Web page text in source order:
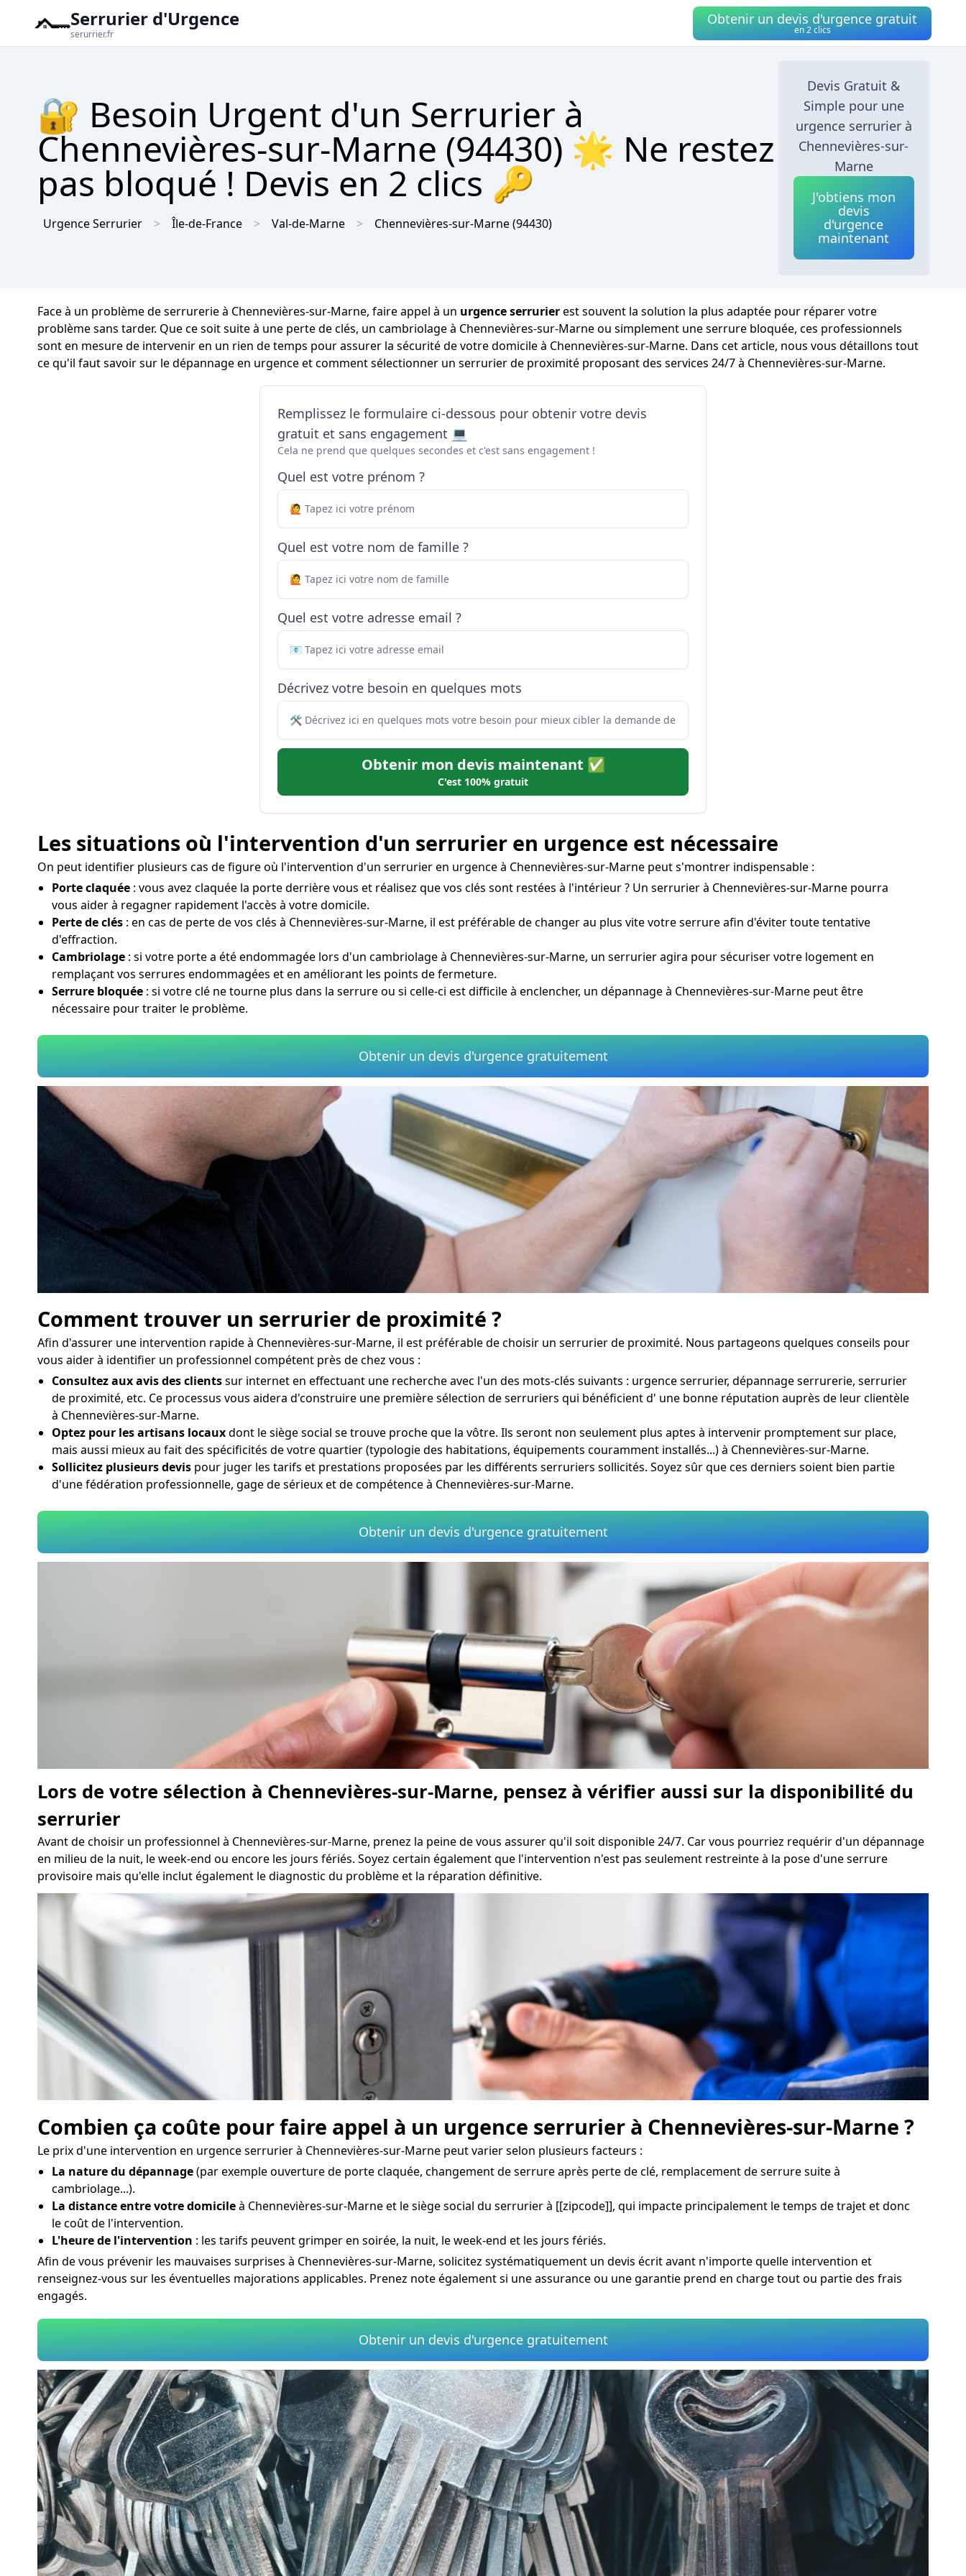
Serrurier d'Urgence
serurrier.fr
Obtenir un devis d'urgence gratuit
en 2 clics
🔐 Besoin Urgent d'un Serrurier à
Chennevières-sur-Marne (94430) 🌟 Ne restez
pas bloqué ! Devis en 2 clics 🔑
Urgence Serrurier Île-de-France Val-de-Marne Chennevières-sur-Marne(94430)
Devis Gratuit &
Simple pour une
urgence serrurier à
Chennevières-sur-
Marne
J'obtiens mon
devis
d'urgence
maintenant
Face à un problème de serrurerie à Chennevières-sur-Marne, faire appel à un urgence serrurierest souvent la solution la plus adaptée pour réparer votre
problème sans tarder. Que ce soit suite à une perte de clés, un cambriolage à Chennevières-sur-Marne ou simplement une serrure bloquée, ces professionnels
sont en mesure de intervenir en un rien de temps pour assurer la sécurité de votre domicile à Chennevières-sur-Marne. Dans cet article, nous vous détaillons tout
ce qu'il faut savoir sur le dépannage en urgence et comment sélectionner un serrurier de proximité proposant des services 24/7 à Chennevières-sur-Marne.
Remplissez le formulaire ci-dessous pour obtenir votre devis
gratuit et sans engagement 💻
Cela ne prend que quelques secondes et c'est sans engagement !
Quel est votre prénom ?
Quel est votre nom de famille ?
Quel est votre adresse email ?
Décrivez votre besoin en quelques mots
Obtenir mon devis maintenant ✅
C'est 100% gratuit
Les situations où l'intervention d'un serrurier en urgence est nécessaire
On peut identifier plusieurs cas de figure où l'intervention d'un serrurier en urgence à Chennevières-sur-Marne peut s'montrer indispensable :
Porte claquée : vous avez claquée la porte derrière vous et réalisez que vos clés sont restées à l'intérieur ? Un serrurier à Chennevières-sur-Marne pourra
vous aider à regagner rapidement l'accès à votre domicile.
Perte de clés : en cas de perte de vos clés à Chennevières-sur-Marne, il est préférable de changer au plus vite votre serrure afin d'éviter toute tentative
d'effraction.
Cambriolage : si votre porte a été endommagée lors d'un cambriolage à Chennevières-sur-Marne, un serrurier agira pour sécuriser votre logement en
remplaçant vos serrures endommagées et en améliorant les points de fermeture.
Serrure bloquée : si votre clé ne tourne plus dans la serrure ou si celle-ci est difficile à enclencher, un dépannage à Chennevières-sur-Marne peut être
nécessaire pour traiter le problème.
Obtenir un devis d'urgence gratuitement
Comment trouver un serrurier de proximité ?
Afin d'assurer une intervention rapide à Chennevières-sur-Marne, il est préférable de choisir un serrurier de proximité. Nous partageons quelques conseils pour
vous aider à identifier un professionnel compétent près de chez vous :
Consultez aux avis des clientssur internet en effectuant une recherche avec l'un des mots-clés suivants : urgence serrurier, dépannage serrurerie, serrurier
de proximité, etc. Ce processus vous aidera d'construire une première sélection de serruriers qui bénéficient d' une bonne réputation auprès de leur clientèle
à Chennevières-sur-Marne.
Optez pour les artisans locauxdont le siège social se trouve proche que la vôtre. Ils seront non seulement plus aptes à intervenir promptement sur place,
mais aussi mieux au fait des spécificités de votre quartier (typologie des habitations, équipements couramment installés...) à Chennevières-sur-Marne.
Sollicitez plusieurs devis pour juger les tarifs et prestations proposées par les différents serruriers sollicités. Soyez sûr que ces derniers soient bien partie
d'une fédération professionnelle, gage de sérieux et de compétence à Chennevières-sur-Marne.
Obtenir un devis d'urgence gratuitement
Lors de votre sélection à Chennevières-sur-Marne, pensez à vérifier aussi sur la disponibilité du
serrurier
Avant de choisir un professionnel à Chennevières-sur-Marne, prenez la peine de vous assurer qu'il soit disponible 24/7. Car vous pourriez requérir d'un dépannage
en milieu de la nuit, le week-end ou encore les jours fériés. Soyez certain également que l'intervention n'est pas seulement restreinte à la pose d'une serrure
provisoire mais qu'elle inclut également le diagnostic du problème et la réparation définitive.
Combien ça coûte pour faire appel à un urgence serrurier à Chennevières-sur-Marne ?
Le prix d'une intervention en urgence serrurier à Chennevières-sur-Marne peut varier selon plusieurs facteurs :
La nature du dépannage(par exemple ouverture de porte claquée, changement de serrure après perte de clé, remplacement de serrure suite à
cambriolage...).
La distance entre votre domicileà Chennevières-sur-Marne et le siège social du serrurier à [[zipcode]], qui impacte principalement le temps de trajet et donc
le coût de l'intervention.
L'heure de l'intervention : les tarifs peuvent grimper en soirée, la nuit, le week-end et les jours fériés.
Afin de vous prévenir les mauvaises surprises à Chennevières-sur-Marne, solicitez systématiquement un devis écrit avant n'importe quelle intervention et
renseignez-vous sur les éventuelles majorations applicables. Prenez note également si une assurance ou une garantie prend en charge tout ou partie des frais
engagés.
Obtenir un devis d'urgence gratuitement